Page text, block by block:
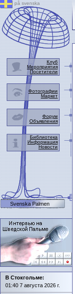
på svenska
Клуб
Мероприятия
Посетители
Фотографии
Маркет
Форум
Объявления
Библиотека
Информация
Новости
Svenska Palmen
В Стокгольме:
01:40 7 августа 2026 г.